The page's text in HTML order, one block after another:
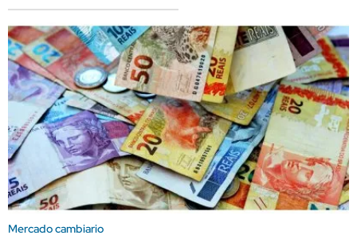
Mercado cambiario